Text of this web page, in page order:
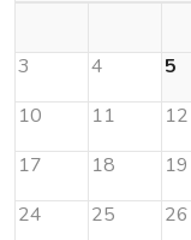
3
4 5
10
11 12
17
18 19
24
25 26